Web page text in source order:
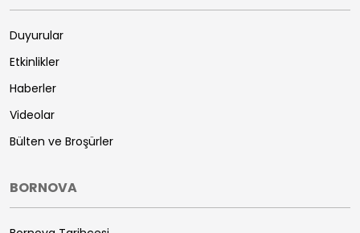
Duyurular
Etkinlikler
Haberler
Videolar
Bülten ve Broşürler
BORNOVA